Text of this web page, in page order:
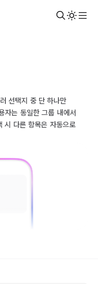
선택지 중 단 하나만
자는 동일한 그룹 내에서
시 다른 항목은 자동으로